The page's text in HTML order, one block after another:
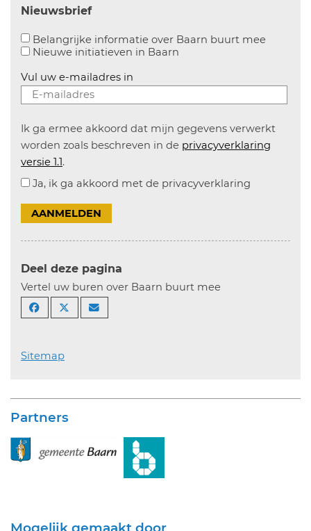
Nieuwsbrief
Belangrijke informatie over Baarn buurt mee
Nieuwe initiatieven in Baarn
Vul uw e-mailadres in
Ik ga ermee akkoord dat mijn gegevens verwerkt
worden zoals beschreven in de privacyverklaring
versie 1.1.
Ja, ik ga akkoord met de privacyverklaring
AANMELDEN
Deel deze pagina
Vertel uw buren over Baarn buurt mee
Sitemap
Partners
Mogelijk gemaakt door